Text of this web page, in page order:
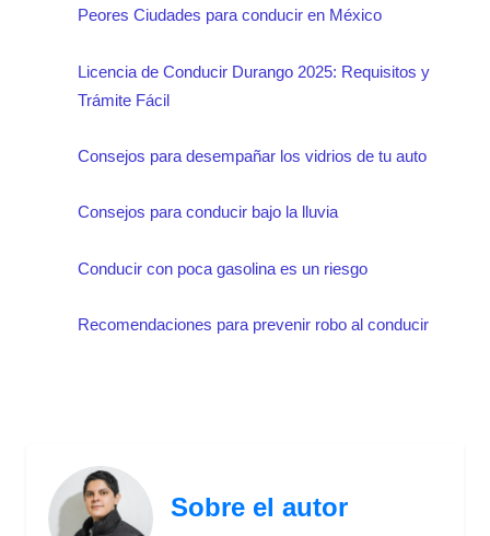
Peores Ciudades para conducir en México
Licencia de Conducir Durango 2025: Requisitos y
Trámite Fácil
Consejos para desempañar los vidrios de tu auto
Consejos para conducir bajo la lluvia
Conducir con poca gasolina es un riesgo
Recomendaciones para prevenir robo al conducir
Sobre el autor